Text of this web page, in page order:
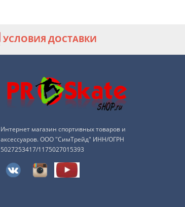
УСЛОВИЯ ДОСТАВКИ
Интернет магазин спортивных товаров и
аксессуаров. ООО "СимТрейд" ИНН/ОГРН
5027253417/1175027015393